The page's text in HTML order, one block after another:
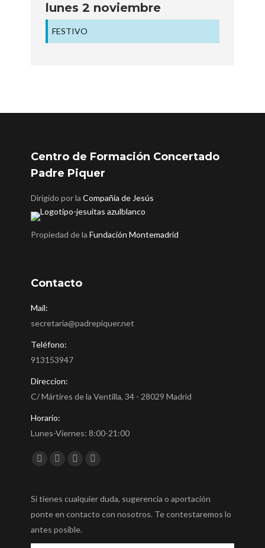
lunes 2 noviembre
FESTIVO
Centro de Formación Concertado
Padre Piquer
Dirigido por laCompañía de Jesús
Propiedad de laFundación Montemadrid
Contacto
Mail:
secretaria@padrepiquer.net
Teléfono:
913153947
Direccion:
C/ Mártires de la Ventilla, 34 - 28029 Madrid
Horario:
Lunes-Viernes: 8:00-21:00
Encuéntranos en:
Si tienes cualquier duda, sugerencia o aportación
ponte en contacto con nosotros. Te contestaremos lo
antes posible.